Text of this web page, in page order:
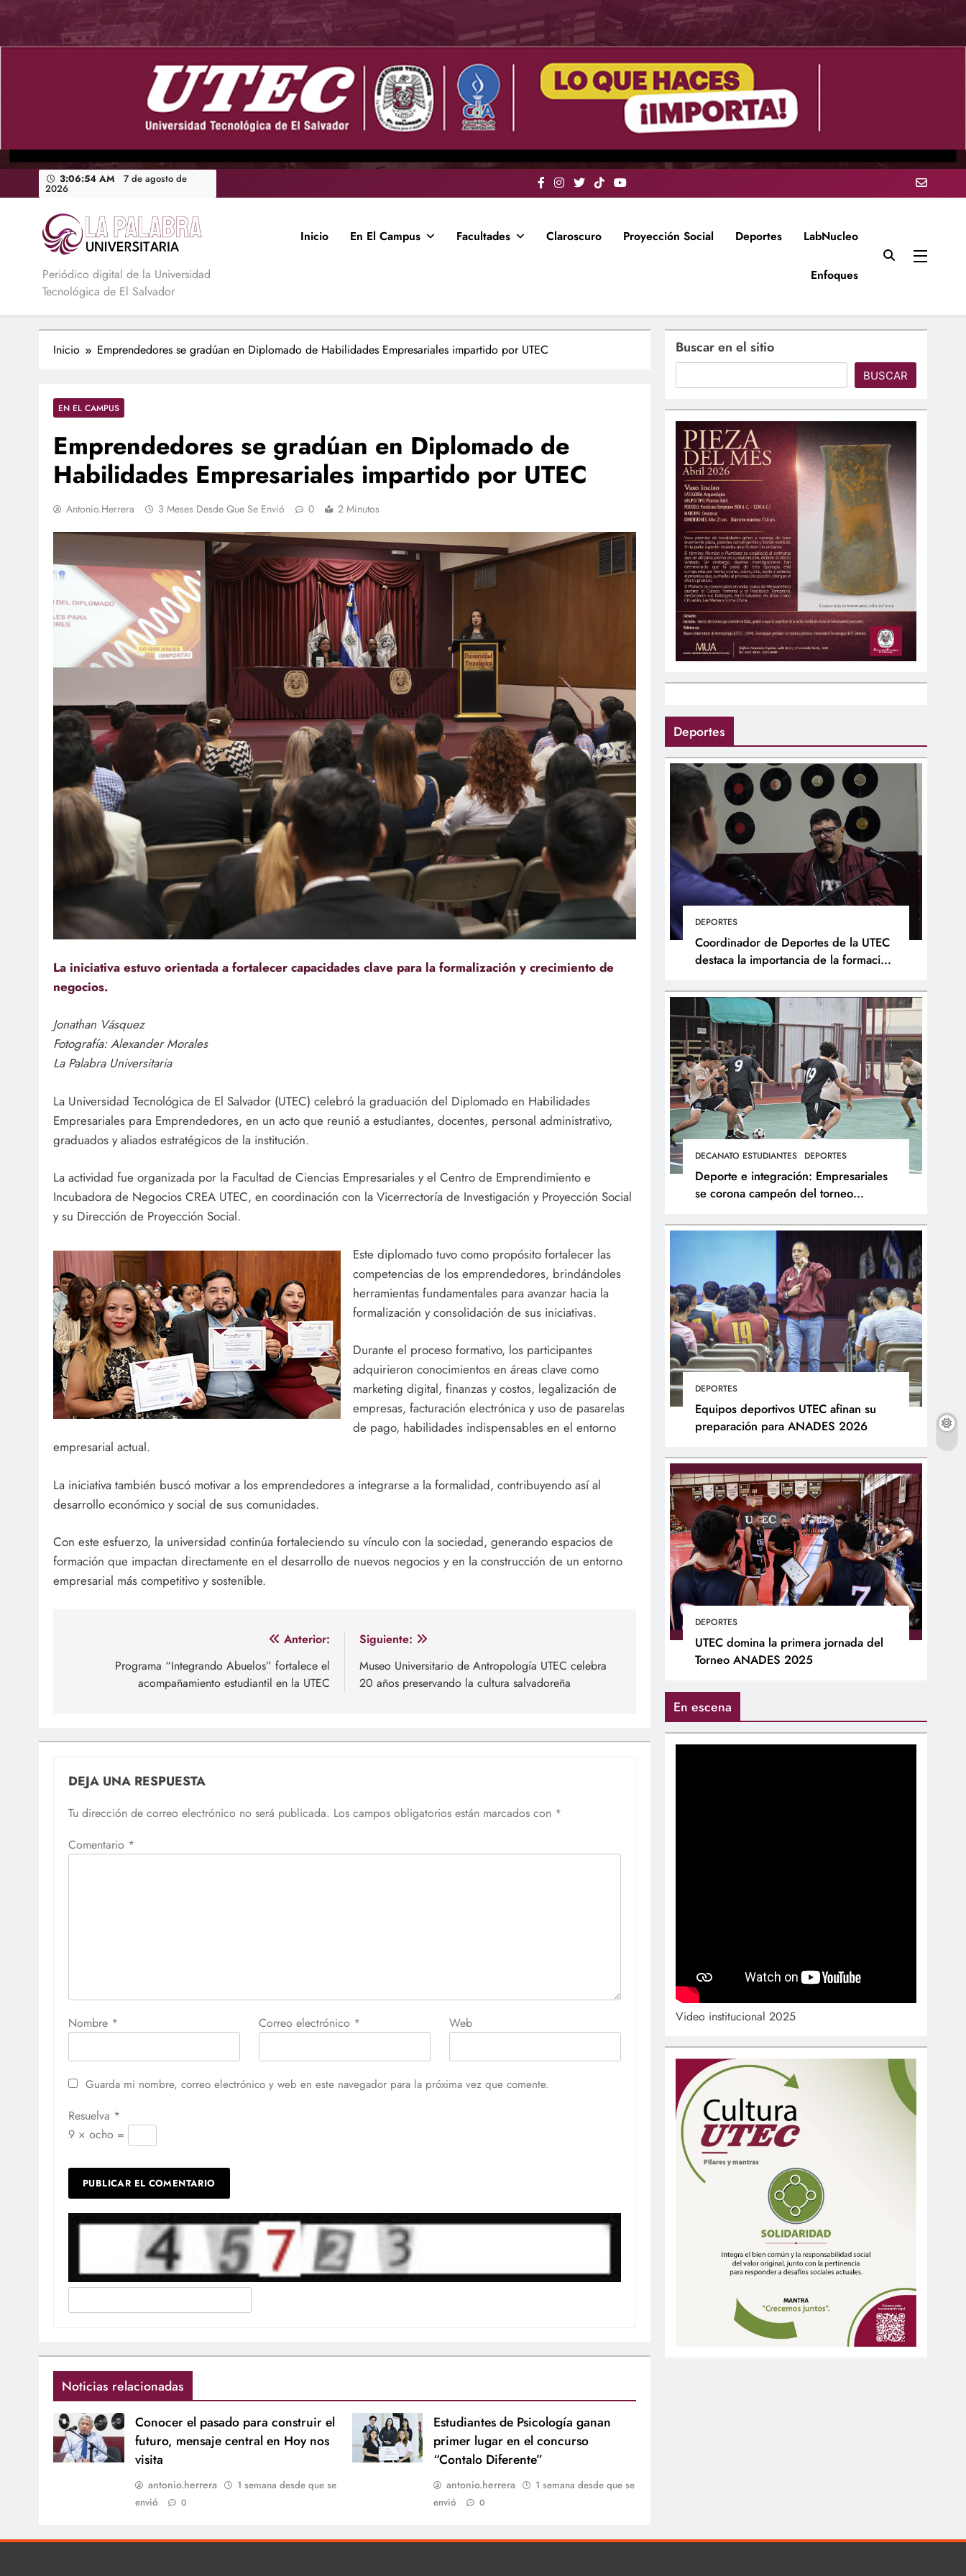
contenido
3:06:55 AM 7 de agosto de
2026
La Palabra Universitaria
Periódico digital de la Universidad
Tecnológica de El Salvador
Inicio En El Campus Facultades Claroscuro Proyección Social Deportes LabNucleo
Enfoques
Inicio Emprendedores se gradúan en Diplomado de Habilidades Empresariales impartido por UTEC
EN EL CAMPUS
Emprendedores se gradúan en Diplomado de
Habilidades Empresariales impartido por UTEC
Antonio.herrera 3 Meses Desde Que Se Envió 0 2 Minutos
La iniciativa estuvo orientada a fortalecer capacidades clave para la formalización y crecimiento de
negocios.
Jonathan Vásquez
Fotografía: Alexander Morales
La Palabra Universitaria
La Universidad Tecnológica de El Salvador (UTEC) celebró la graduación del Diplomado en Habilidades
Empresariales para Emprendedores, en un acto que reunió a estudiantes, docentes, personal administrativo,
graduados y aliados estratégicos de la institución.
La actividad fue organizada por la Facultad de Ciencias Empresariales y el Centro de Emprendimiento e
Incubadora de Negocios CREA UTEC, en coordinación con la Vicerrectoría de Investigación y Proyección Social
y su Dirección de Proyección Social.
Este diplomado tuvo como propósito fortalecer las
competencias de los emprendedores, brindándoles
herramientas fundamentales para avanzar hacia la
formalización y consolidación de sus iniciativas.
Durante el proceso formativo, los participantes
adquirieron conocimientos en áreas clave como
marketing digital, finanzas y costos, legalización de
empresas, facturación electrónica y uso de pasarelas
de pago, habilidades indispensables en el entorno
empresarial actual.
La iniciativa también buscó motivar a los emprendedores a integrarse a la formalidad, contribuyendo así al
desarrollo económico y social de sus comunidades.
Con este esfuerzo, la universidad continúa fortaleciendo su vínculo con la sociedad, generando espacios de
formación que impactan directamente en el desarrollo de nuevos negocios y en la construcción de un entorno
empresarial más competitivo y sostenible.
Anterior:
Programa “Integrando Abuelos” fortalece el
acompañamiento estudiantil en la UTEC
Siguiente:
Museo Universitario de Antropología UTEC celebra
20 años preservando la cultura salvadoreña
DEJA UNA RESPUESTA
Tu dirección de correo electrónico no será publicada. Los campos obligatorios están marcados con *
Comentario *
Nombre * Correo electrónico * Web
Guarda mi nombre, correo electrónico y web en este navegador para la próxima vez que comente.
Resuelva *
9 × ocho =
Noticias relacionadas
Conocer el pasado para construir el
futuro, mensaje central en Hoy nos
visita
antonio.herrera
1 semana desde que se
envió
0
Estudiantes de Psicología ganan
primer lugar en el concurso
“Contalo Diferente”
antonio.herrera
1 semana desde que se
envió
0
Buscar en el sitio
BUSCAR
Deportes
DEPORTES
Coordinador de Deportes de la UTEC
destaca la importancia de la formación
DECANATO ESTUDIANTES DEPORTES
Deporte e integración: Empresariales
se corona campeón del torneo
DEPORTES
Equipos deportivos UTEC afinan su
preparación para ANADES 2026
DEPORTES
UTEC domina la primera jornada del
Torneo ANADES 2025
En escena
Video institucional 2025